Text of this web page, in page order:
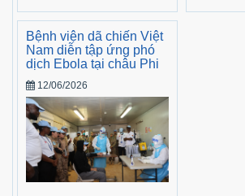
Bệnh viện dã chiến Việt
Nam diễn tập ứng phó
dịch Ebola tại châu Phi
12/06/2026